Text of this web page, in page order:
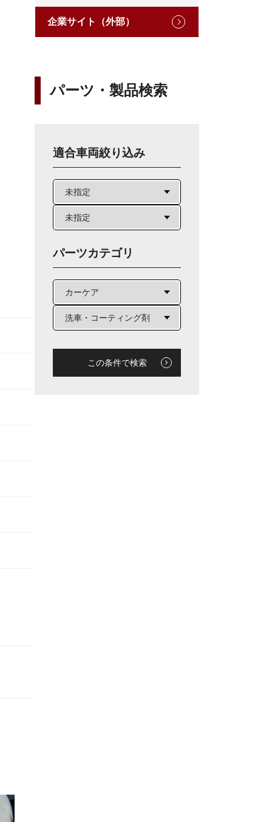
企業サイト（外部）
パーツ・製品検索
適合車両絞り込み
パーツカテゴリ
この条件で検索